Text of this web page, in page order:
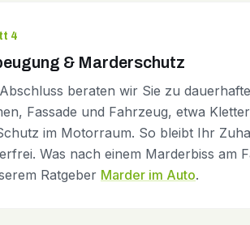
4
& Marderschutz
beraten wir Sie zu
Fassade und Fahrzeug, etwa
im Motorraum. So bleibt Ihr
Was nach einem Marderbiss am
Ratgeber Marder im Auto.